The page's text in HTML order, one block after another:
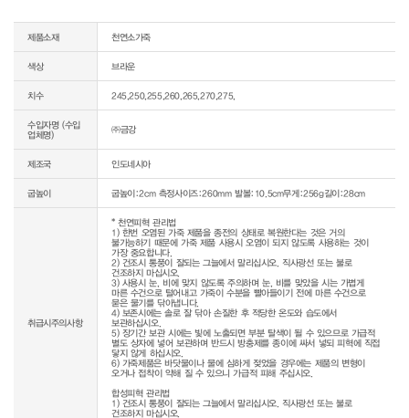
제품소재 천연소가죽
색상 브라운
치수 245,250,255,260,265,270,275,
수입자명 (수입
업체명)
㈜금강
제조국 인도네시아
굽높이 굽높이:2cm 측정사이즈:260mm 발볼:10.5cm무게:256g길이:28cm
취급시주의사항
* 천연피혁 관리법
1) 한번 오염된 가죽 제품을 종전의 상태로 복원한다는 것은 거의
불가능하기 때문에 가죽 제품 사용시 오염이 되지 않도록 사용하는 것이
가장 중요합니다.
2) 건조시 통풍이 잘되는 그늘에서 말리십시오. 직사광선 또는 불로
건조하지 마십시오.
3) 사용시 눈, 비에 맞지 않도록 주의하며 눈, 비를 맞았을 시는 가볍게
마른 수건으로 털어내고 가죽이 수분을 빨아들이기 전에 마른 수건으로
묻은 물기를 닦아냅니다.
4) 보존시에는 솔로 잘 닦아 손질한 후 적당한 온도와 습도에서
보관하십시오.
5) 장기간 보관 시에는 빛에 노출되면 부분 탈색이 될 수 있으므로 가급적
별도 상자에 넣어 보관하며 반드시 방충제를 종이에 싸서 넣되 피혁에 직접
닿지 않게 하십시오.
6) 가죽제품은 바닷물이나 물에 심하게 젖었을 경우에는 제품의 변형이
오거나 접착이 약해 질 수 있으니 가급적 피해 주십시오.
합성피혁 관리법
1) 건조시 통풍이 잘되는 그늘에서 말리십시오. 직사광선 또는 불로
건조하지 마십시오.